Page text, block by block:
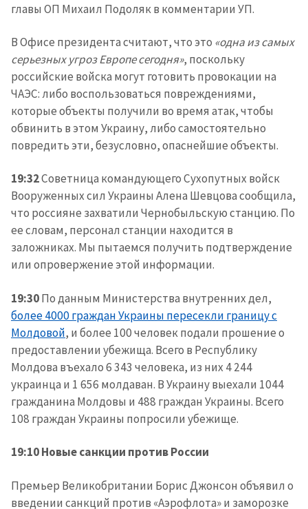
главы ОП Михаил Подоляк в комментарии УП.
В Офисе президента считают, что это «одна из самых
серьезных угроз Европе сегодня», поскольку
российские войска могут готовить провокации на
ЧАЭС: либо воспользоваться повреждениями,
которые объекты получили во время атак, чтобы
обвинить в этом Украину, либо самостоятельно
повредить эти, безусловно, опаснейшие объекты.
19:32Советница командующего Сухопутных войск
Вооруженных сил Украины Алена Шевцова сообщила,
что россияне захватили Чернобыльскую станцию. По
ее словам, персонал станции находится в
заложниках. Мы пытаемся получить подтверждение
или опровержение этой информации.
19:30По данным Министерства внутренних дел,
более 4000 граждан Украины пересекли границу с
Молдовой, и более 100 человек подали прошение о
предоставлении убежища. Всего в Республику
Молдова въехало 6 343 человека, из них 4 244
украинца и 1 656 молдаван. В Украину выехали 1044
гражданина Молдовы и 488 граждан Украины. Всего
108 граждан Украины попросили убежище.
19:10 Новые санкции против России
Премьер Великобритании Борис Джонсон объявил о
введении санкций против «Аэрофлота» и заморозке
МОЯ НОВОСТЬ
Заголовок новости
+ Добавить
заголовок
Фотография
+ Загрузить
изображение
Текст новости
+ Добавить текст